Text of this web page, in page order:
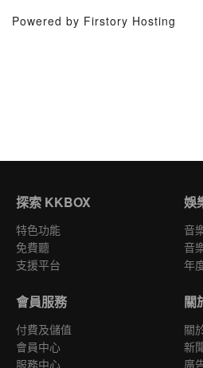
Powered by Firstory Hosting
探索 KKBOX
特色功能
免費聽
支援平台
娛
音
音
年
會員服務
付費及儲值
會員中心
服務中心
關
關
新
廣